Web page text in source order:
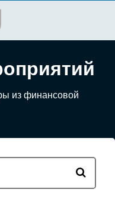
из финансовой